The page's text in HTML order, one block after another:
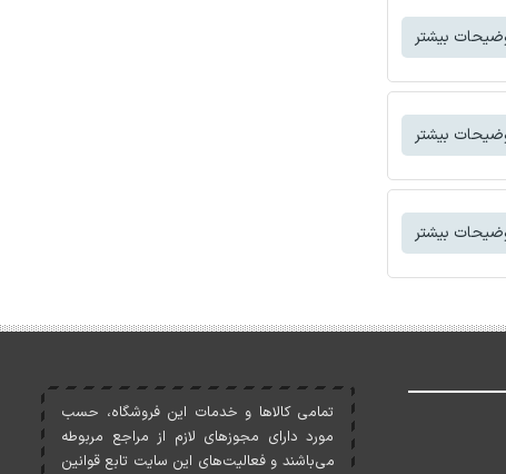
بیشتر
بیشتر
بیشتر
تمامی کالاها و خدمات اين فروشگاه، حسب
مورد دارای مجوزهای لازم از مراجع مربوطه
می‌باشند و فعاليت‌های اين سايت تابع قوانين